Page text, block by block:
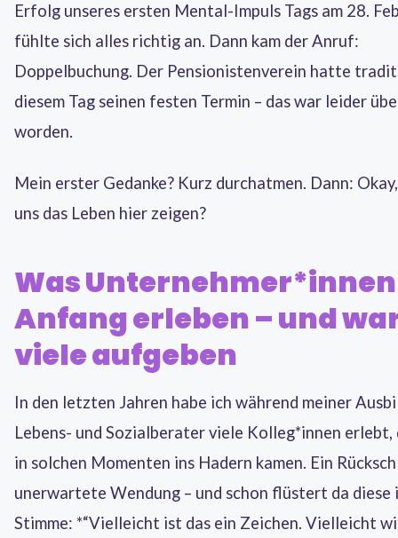
Erfolg unseres ersten Mental-Impuls Tags am 28.
fühlte sich alles richtig an. Dann kam der Anruf:
Doppelbuchung. Der Pensionistenverein hatte
diesem Tag seinen festen Termin – das war leider
worden.
Mein erster Gedanke? Kurz durchatmen. Dann:
uns das Leben hier zeigen?
Was
Anfang erleben – und
viele aufgeben
In den letzten Jahren habe ich während meiner
Lebens- und Sozialberater viele Kolleg*innen erlebt,
in solchen Momenten ins Hadern kamen. Ein
unerwartete Wendung – und schon flüstert da diese
Stimme: *“Vielleicht ist das ein Zeichen. Vielleicht